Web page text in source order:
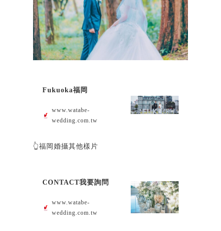
Fukuoka福岡
www.watabe-
wedding.com.tw
👆福岡婚攝其他樣片
CONTACT我要詢問
www.watabe-
wedding.com.tw